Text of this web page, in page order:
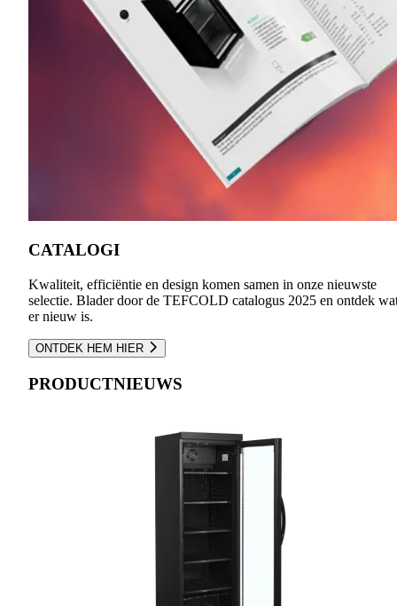
CATALOGI
Kwaliteit, efficiëntie en design komen samen in onze nieuwste
selectie. Blader door de TEFCOLD catalogus 2025 en ontdek
er nieuw is.
ONTDEK HEM HIER
PRODUCTNIEUWS